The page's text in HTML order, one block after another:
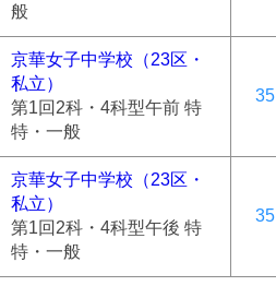
般
京華女子中学校（23区・
私立）
第1回2科・4科型午前 特
特・一般
35
京華女子中学校（23区・
私立）
第1回2科・4科型午後 特
特・一般
35